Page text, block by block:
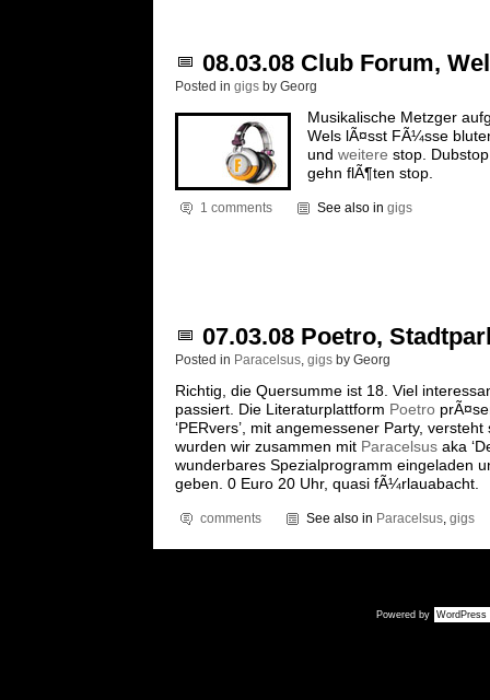
08.03.08 Club Forum,
Posted in gigs by Georg
Musikalische Metzger
Wels lÃ¤sst FÃ¼sse
und weitere stop.
gehn flÃ¶ten stop.
1 comments See also in gigs
07.03.08 Poetro,
Posted in Paracelsus, gigs by Georg
Richtig, die Quersumme ist 18. Viel
passiert. Die Literaturplattform Poetro
‘PERvers’, mit angemessener Party,
wurden wir zusammen mit Paracelsus aka
wunderbares Spezialprogramm eingeladen
geben. 0 Euro 20 Uhr, quasi fÃ¼rlauabacht.
comments See also in Paracelsus, gigs
Powered by WordPress